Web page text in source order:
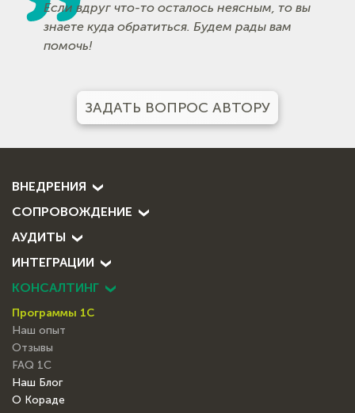
Если вдруг что-то осталось неясным, то вы
знаете куда обратиться. Будем рады вам
помочь!
ЗАДАТЬ ВОПРОС АВТОРУ
ВНЕДРЕНИЯ
СОПРОВОЖДЕНИЕ
КОНСАЛТИНГ
АУДИТЫ
ИНТЕГРАЦИИ
Программы 1С
Наш опыт
Отзывы
FAQ 1С
Наш Блог
О Кораде